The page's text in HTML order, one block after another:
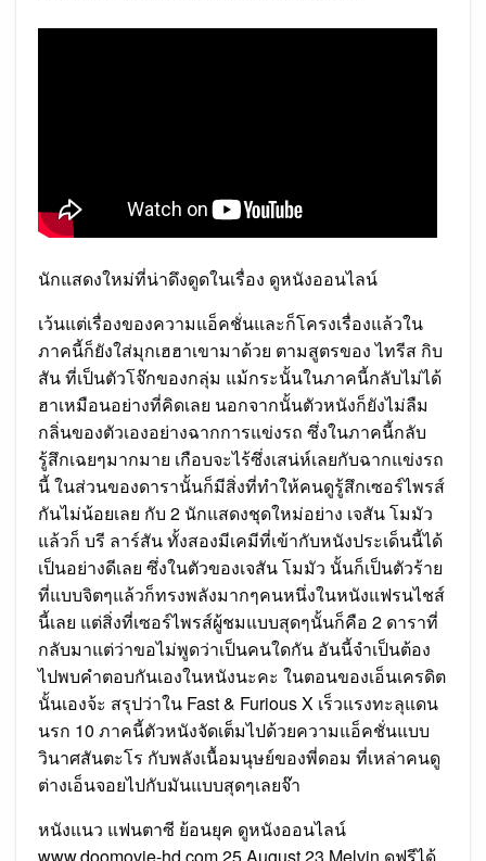
นักแสดงใหม่ที่น่าดึงดูดในเรื่อง ดูหนังออนไลน์
เว้นแต่เรื่องของความแอ็คชั่นและก็โครงเรื่องแล้วใน
ภาคนี้ก็ยังใส่มุกเฮฮาเขามาด้วย ตามสูตรของ ไทรีส กิบ
สัน ที่เป็นตัวโจ๊กของกลุ่ม แม้กระนั้นในภาคนี้กลับไม่ได้
ฮาเหมือนอย่างที่คิดเลย นอกจากนั้นตัวหนังก็ยังไม่ลืม
กลิ่นของตัวเองอย่างฉากการแข่งรถ ซึ่งในภาคนี้กลับ
รู้สึกเฉยๆมากมาย เกือบจะไร้ซึ่งเสน่ห์เลยกับฉากแข่งรถ
นี้ ในส่วนของดารานั้นก็มีสิ่งที่ทำให้คนดูรู้สึกเซอร์ไพรส์
กันไม่น้อยเลย กับ 2 นักแสดงชุดใหม่อย่าง เจสัน โมมัว
แล้วก็ บรี ลาร์สัน ทั้งสองมีเคมีที่เข้ากับหนังประเด็นนี้ได้
เป็นอย่างดีเลย ซึ่งในตัวของเจสัน โมมัว นั้นก็เป็นตัวร้าย
ที่แบบจิตๆแล้วก็ทรงพลังมากๆคนหนึ่งในหนังแฟรนไชส์
นี้เลย แต่สิ่งที่เซอร์ไพรส์ผู้ชมแบบสุดๆนั้นก็คือ 2 ดาราที่
กลับมาแต่ว่าขอไม่พูดว่าเป็นคนใดกัน อันนี้จำเป็นต้อง
ไปพบคำตอบกันเองในหนังนะคะ ในตอนของเอ็นเครดิต
นั้นเองจ้ะ สรุปว่าใน Fast & Furious X เร็วแรงทะลุแดน
นรก 10 ภาคนี้ตัวหนังจัดเต็มไปด้วยความแอ็คชั่นแบบ
วินาศสันตะโร กับพลังเนื้อมนุษย์ของพี่ดอม ที่เหล่าคนดู
ต่างเอ็นจอยไปกับมันแบบสุดๆเลยจ๊า
หนังแนว แฟนตาซี ย้อนยุค ดูหนังออนไลน์